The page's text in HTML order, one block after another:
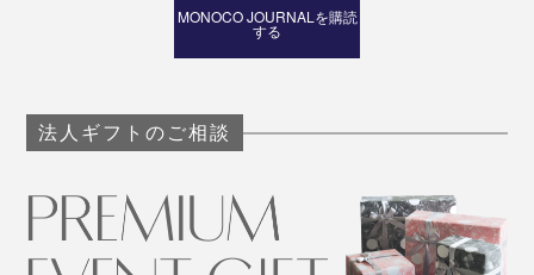
MONOCO JOURNALを購読
する
法人ギフトのご相談